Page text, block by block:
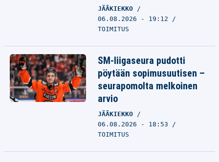
JÄÄKIEKKO
06.08.2026 - 19:12
TOIMITUS
SM-liigaseura pudotti
pöytään sopimusuutisen –
seurapomolta melkoinen
arvio
JÄÄKIEKKO
06.08.2026 - 18:53
TOIMITUS